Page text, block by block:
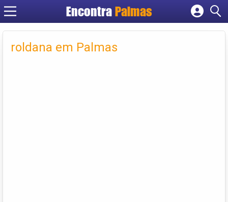
Encontra Palmas
Cadastrar empresa
Criar conta
roldana em Palmas